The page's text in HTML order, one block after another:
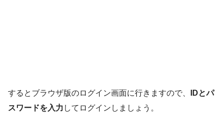
するとブラウザ版のログイン画面に行きますので、
IDとパ
スワードを入力 してログインしましょう。